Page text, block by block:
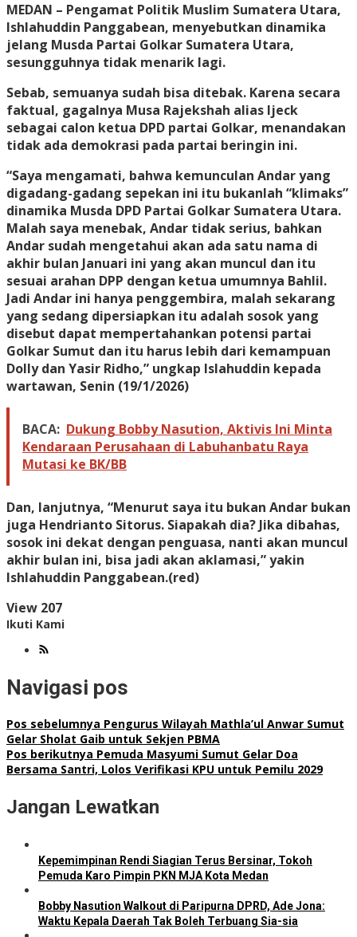
MEDAN – Pengamat Politik Muslim Sumatera Utara,
Ishlahuddin Panggabean, menyebutkan dinamika
jelang Musda Partai Golkar Sumatera Utara,
sesungguhnya tidak menarik lagi.
Sebab, semuanya sudah bisa ditebak. Karena secara
faktual, gagalnya Musa Rajekshah alias Ijeck
sebagai calon ketua DPD partai Golkar, menandakan
tidak ada demokrasi pada partai beringin ini.
“Saya mengamati, bahwa kemunculan Andar yang
digadang-gadang sepekan ini itu bukanlah “klimaks”
dinamika Musda DPD Partai Golkar Sumatera Utara.
Malah saya menebak, Andar tidak serius, bahkan
Andar sudah mengetahui akan ada satu nama di
akhir bulan Januari ini yang akan muncul dan itu
sesuai arahan DPP dengan ketua umumnya Bahlil.
Jadi Andar ini hanya penggembira, malah sekarang
yang sedang dipersiapkan itu adalah sosok yang
disebut dapat mempertahankan potensi partai
Golkar Sumut dan itu harus lebih dari kemampuan
Dolly dan Yasir Ridho,” ungkap Islahuddin kepada
wartawan, Senin (19/1/2026)
BACA: Dukung Bobby Nasution, Aktivis Ini Minta
Kendaraan Perusahaan di Labuhanbatu Raya
Mutasi ke BK/BB
Dan, lanjutnya, “Menurut saya itu bukan Andar bukan
juga Hendrianto Sitorus. Siapakah dia? Jika dibahas,
sosok ini dekat dengan penguasa, nanti akan muncul
akhir bulan ini, bisa jadi akan aklamasi,” yakin
Ishlahuddin Panggabean.(red)
View 207
Ikuti Kami
Navigasi pos
Pos sebelumnya Pengurus Wilayah Mathla’ul Anwar Sumut
Gelar Sholat Gaib untuk Sekjen PBMA
Pos berikutnya Pemuda Masyumi Sumut Gelar Doa
Bersama Santri, Lolos Verifikasi KPU untuk Pemilu 2029
Jangan Lewatkan
Kepemimpinan Rendi Siagian Terus Bersinar, Tokoh
Pemuda Karo Pimpin PKN MJA Kota Medan
Bobby Nasution Walkout di Paripurna DPRD, Ade Jona:
Waktu Kepala Daerah Tak Boleh Terbuang Sia-sia